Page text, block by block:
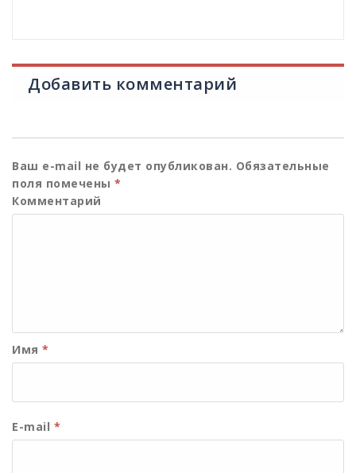
Добавить комментарий
Ваш e-mail не будет опубликован. Обязательные
поля помечены *
Комментарий
Имя *
E-mail *